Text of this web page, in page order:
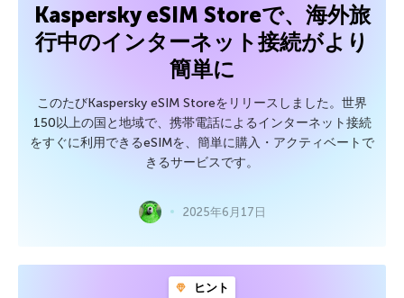
Kaspersky eSIM Storeで、海外旅
行中のインターネット接続がより
簡単に
このたびKaspersky eSIM Storeをリリースしました。世界
150以上の国と地域で、携帯電話によるインターネット接続
をすぐに利用できるeSIMを、簡単に購入・アクティベートで
きるサービスです。
2025年6月17日
ヒント